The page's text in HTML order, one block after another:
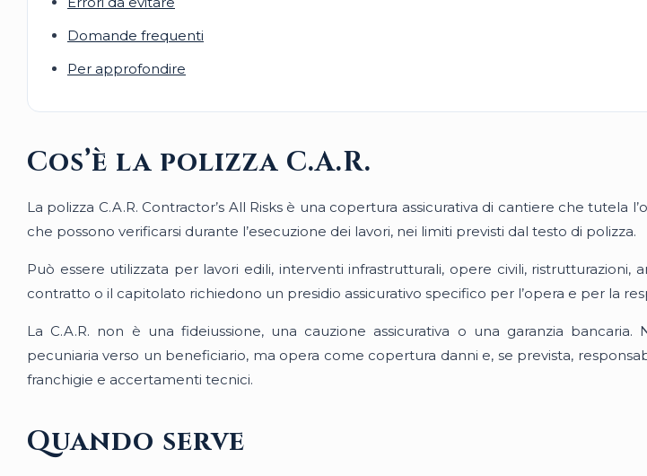
Domande frequenti
Per approfondire
Cos’è la polizza C.A.R.
La polizza C.A.R. Contractor’s All Risks è una copertura assicurativa di cantiere che tutela
che possono verificarsi durante l’esecuzione dei lavori, nei limiti previsti dal testo di polizza.
Può essere utilizzata per lavori edili, interventi infrastrutturali, opere civili,
contratto o il capitolato richiedono un presidio assicurativo specifico per l’opera e per la
La C.A.R. non è una fideiussione, una cauzione assicurativa o una garanzia bancaria.
pecuniaria verso un beneficiario, ma opera come copertura danni e, se prevista,
franchigie e accertamenti tecnici.
Quando serve